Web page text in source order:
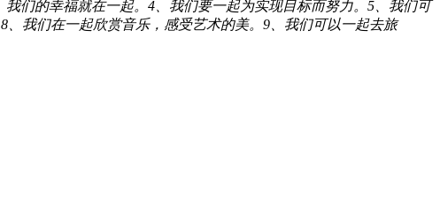
们的幸福就在一起。4、我们要一起为实现目标而努力。5、我们可
我们在一起欣赏音乐，感受艺术的美。9、我们可以一起去旅